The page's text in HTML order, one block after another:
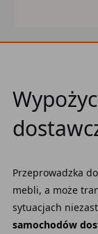
Przeprowadzka
mebli, a może
sytuacjach
samochodów